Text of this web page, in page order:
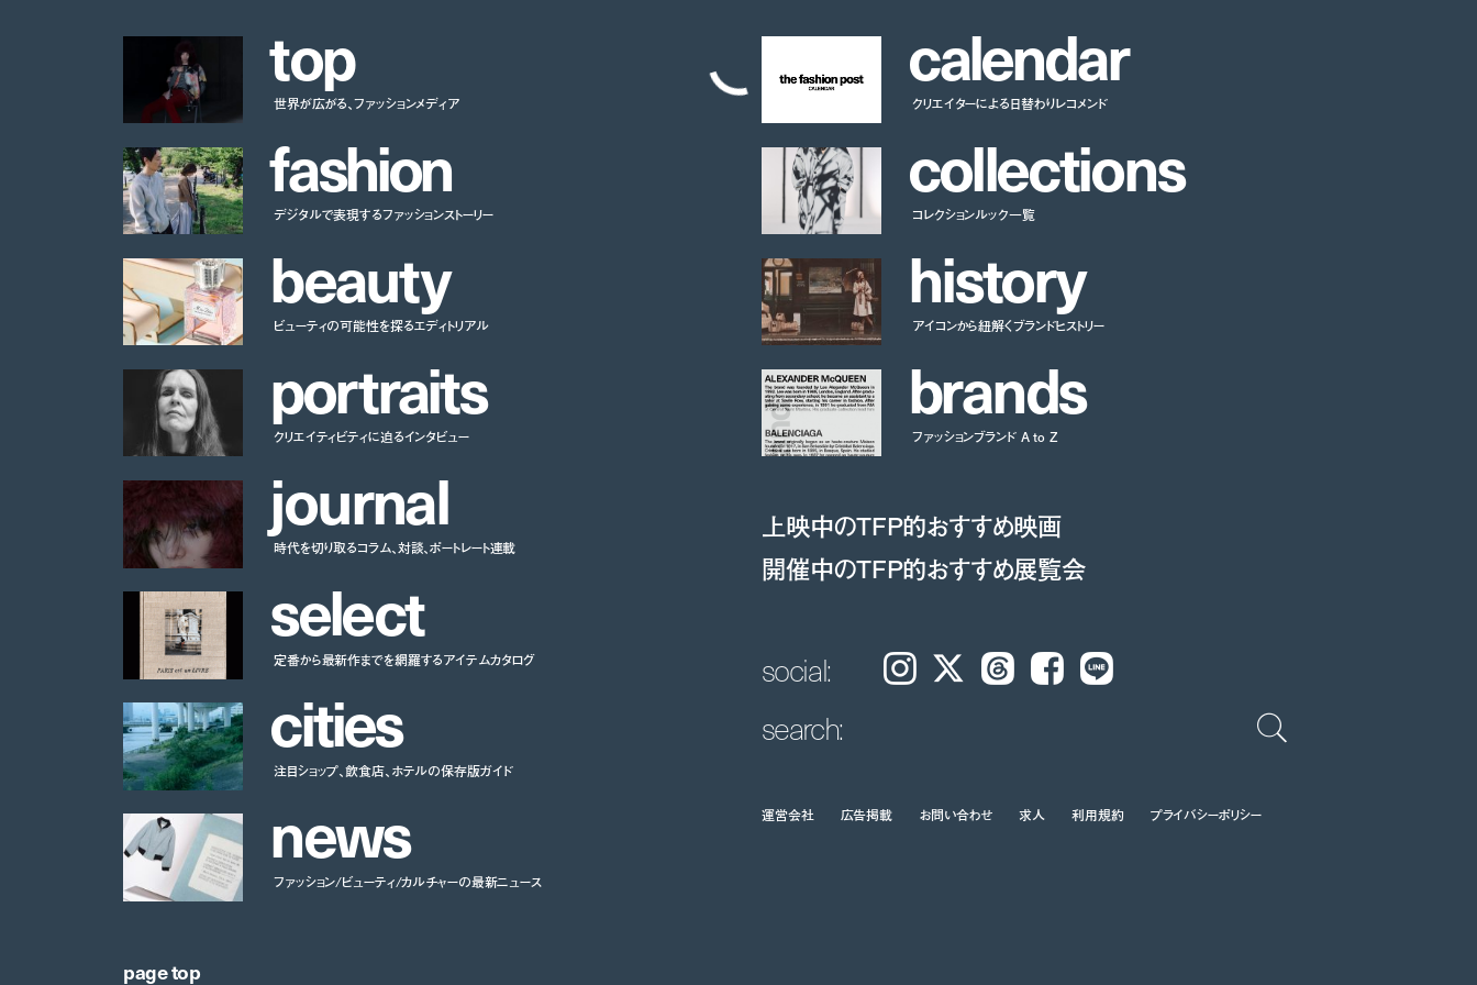
top
世界が広がる、ファッションメディア
fashion
デジタルで表現するファッションストーリー
beauty
ビューティの可能性を探るエディトリアル
portraits
クリエイティビティに迫るインタビュー
journal
時代を切り取るコラム、対談、ポートレート連載
select
定番から最新作までを網羅するアイテムカタログ
cities
注目ショップ、飲食店、ホテルの保存版ガイド
news
ファッション/ビューティ/カルチャーの最新ニュース
calendar
クリエイターによる日替わりレコメンド
collections
コレクションルック一覧
history
アイコンから紐解くブランドヒストリー
brands
ファッションブランド A to Z
上映中のTFP的おすすめ映画
開催中のTFP的おすすめ展覧会
social: Instagram 𝕏 Threads Facebook LINE
search:
運営会社 広告掲載 お問い合わせ 求人 利用規約 プライバシーポリシー
page top